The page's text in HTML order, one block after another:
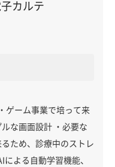
カルテ
ゲーム事業で培って来
な画面設計 ・必要な
ため、診療中のストレ
よる自動学習機能、